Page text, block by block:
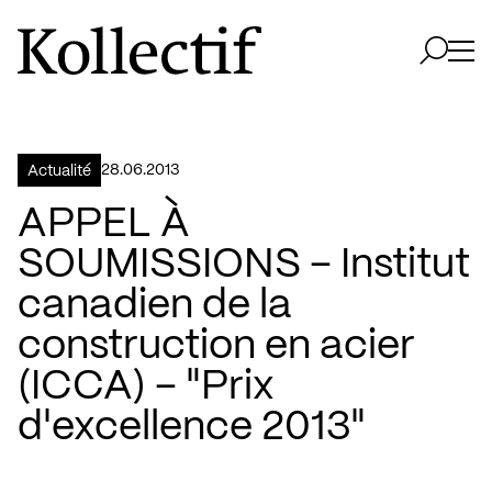
Aller à la page d'accueil
Logo Kollectif
Actualité 28.06.2013
APPEL À
SOUMISSIONS – Institut
canadien de la
construction en acier
(ICCA) – "Prix
d'excellence 2013"